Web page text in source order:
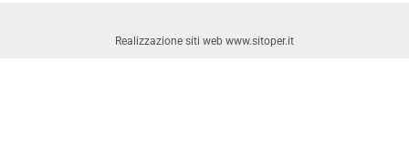
Realizzazione siti web www.sitoper.it